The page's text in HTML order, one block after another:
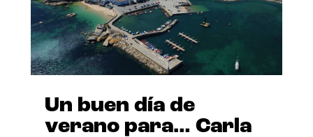
Un buen día de
verano para… Carla